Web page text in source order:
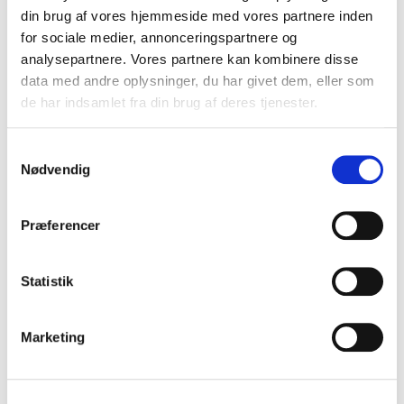
din brug af vores hjemmeside med vores partnere inden
for sociale medier, annonceringspartnere og
analysepartnere. Vores partnere kan kombinere disse
data med andre oplysninger, du har givet dem, eller som
de har indsamlet fra din brug af deres tjenester.
Nødvendig
Præferencer
Statistik
Marketing